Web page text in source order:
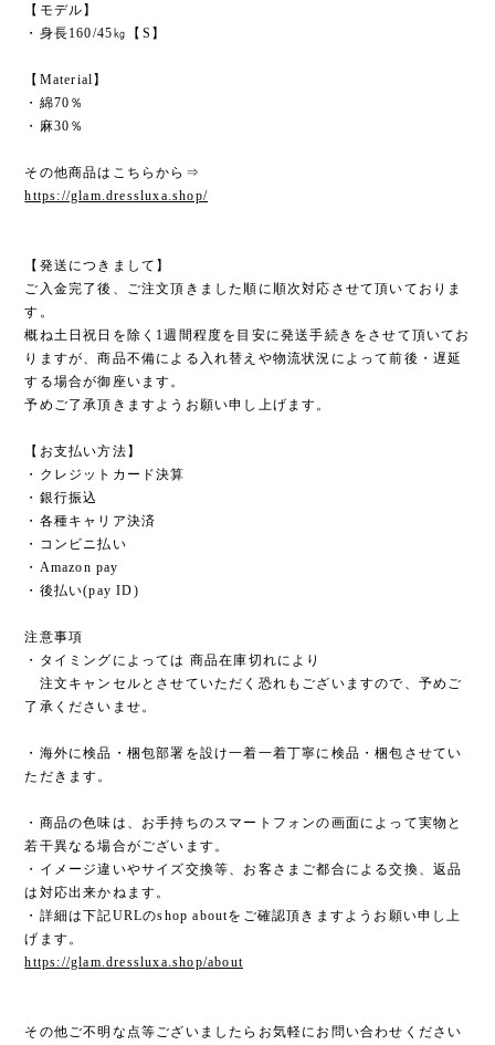
【モデル】
・身長160/45㎏【S】
【Material】
・綿70％
・麻30％
その他商品はこちらから⇒
https://glam.dressluxa.shop/
【発送につきまして】
ご入金完了後、ご注文頂きました順に順次対応させて頂いておりま
す。
概ね土日祝日を除く1週間程度を目安に発送手続きをさせて頂いてお
りますが、商品不備による入れ替えや物流状況によって前後・遅延
する場合が御座います。
予めご了承頂きますようお願い申し上げます。
【お支払い方法】
・クレジットカード決算
・銀行振込
・各種キャリア決済
・コンビニ払い
・Amazon pay
・後払い(pay ID)
注意事項
・タイミングによっては 商品在庫切れにより
注文キャンセルとさせていただく恐れもございますので、予めご
了承くださいませ。
・海外に検品・梱包部署を設け一着一着丁寧に検品・梱包させてい
ただきます。
・商品の色味は、お手持ちのスマートフォンの画面によって実物と
若干異なる場合がございます。
・イメージ違いやサイズ交換等、お客さまご都合による交換、返品
は対応出来かねます。
・詳細は下記URLのshop aboutをご確認頂きますようお願い申し上
げます。
https://glam.dressluxa.shop/about
その他ご不明な点等ございましたらお気軽にお問い合わせください